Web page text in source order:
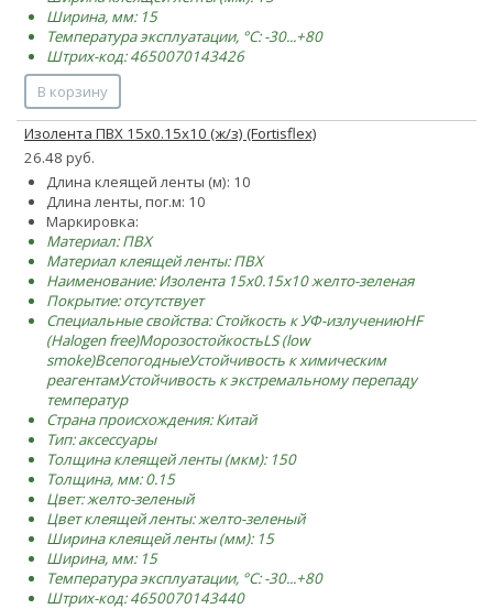
Ширина, мм: 15
Температура эксплуатации, °C: -30...+80
Штрих-код: 4650070143426
В корзину
Изолента ПВХ 15х0.15х10 (ж/з) (Fortisflex)
26.48 руб.
Длина клеящей ленты (м): 10
Длина ленты, пог.м: 10
Маркировка:
Материал: ПВХ
Материал клеящей ленты: ПВХ
Наименование: Изолента 15х0.15х10 желто-зеленая
Покрытие: отсутствует
Специальные свойства:Стойкость к УФ-излучениюHF
(Halogen free)МорозостойкостьLS (low
smoke)ВсепогодныеУстойчивость к химическим
реагентамУстойчивость к экстремальному перепаду
температур
Страна происхождения: Китай
Тип: аксессуары
Толщина клеящей ленты (мкм): 150
Толщина, мм: 0.15
Цвет: желто-зеленый
Цвет клеящей ленты: желто-зеленый
Ширина клеящей ленты (мм): 15
Ширина, мм: 15
Температура эксплуатации, °C: -30...+80
Штрих-код: 4650070143440